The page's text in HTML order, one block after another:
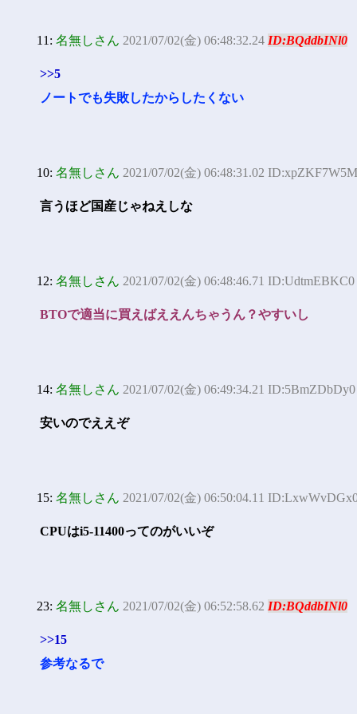
11: 名無しさん 2021/07/02(金) 06:48:32.24 ID:BQddbINl0
>>5
ノートでも失敗したからしたくない
10: 名無しさん 2021/07/02(金) 06:48:31.02 ID:xpZKF7W5M
言うほど国産じゃねえしな
12: 名無しさん 2021/07/02(金) 06:48:46.71 ID:UdtmEBKC0
BTOで適当に買えばええんちゃうん？やすいし
14: 名無しさん 2021/07/02(金) 06:49:34.21 ID:5BmZDbDy0
安いのでええぞ
15: 名無しさん 2021/07/02(金) 06:50:04.11
CPUはi5-11400ってのがいいぞ
23: 名無しさん 2021/07/02(金) 06:52:58.62 ID:BQddbINl0
>>15
参考なるで